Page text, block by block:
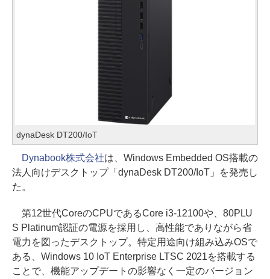
dynaDesk DT200/IoT
Dynabook株式会社は、Windows Embedded OS搭載の
法人向けデスクトップ「dynaDesk DT200/IoT」を発売し
た。
第12世代CoreのCPUであるCore i3-12100や、80PLU
S Platinum認証の電源を採用し、高性能でありながら省
電力を図ったデスクトップ。特定用途向け組み込みOSで
ある、Windows 10 IoT Enterprise LTSC 2021を搭載する
ことで、機能アップデートの影響なく一定のバージョン